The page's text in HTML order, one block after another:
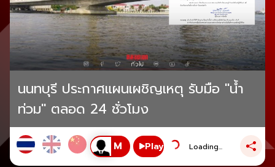
นนทบุรี ประกาศแผนเผชิญเหตุ รับมือ "น้ำ
ท่วม" ตลอด 24 ชั่วโมง
Play Loading...